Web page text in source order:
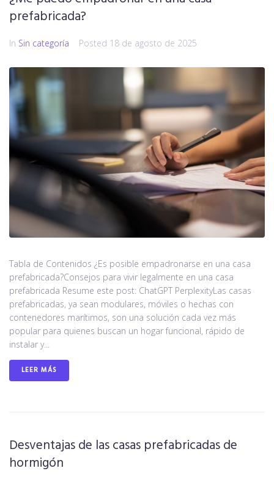
prefabricada?
In Sin categoría Posted 18 de agosto de 2025
Tabla de Contenidos ¿Es posible empadronarse en una casa
prefabricada?Consejos para vivir legalmente en una casa
prefabricada Resume este post: ChatGPT PerplexityLas casas
prefabricadas, ya sean modulares, móviles o hechas con
contenedores marítimos, son una solución cada vez más
popular para quienes buscan un hogar funcional, rápido de
instalar y...
LEER MÁS
Desventajas de las casas prefabricadas de
hormigón